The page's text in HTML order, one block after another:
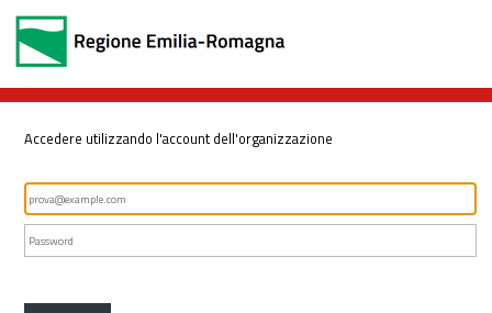
Accedere utilizzando l'account dell'organizzazione